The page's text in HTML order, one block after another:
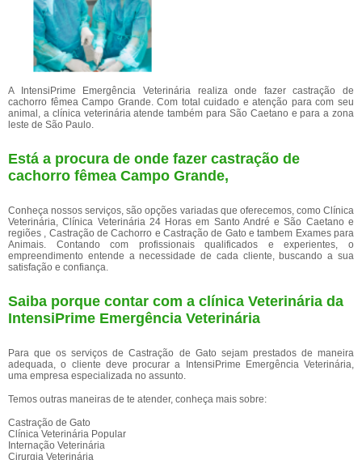
A IntensiPrime Emergência Veterinária realiza onde fazer castração de
cachorro fêmea Campo Grande. Com total cuidado e atenção para com seu
animal, a clínica veterinária atende também para São Caetano e para a zona
leste de São Paulo.
Está a procura de onde fazer castração de
cachorro fêmea Campo Grande,
Conheça nossos serviços, são opções variadas que oferecemos, como Clínica
Veterinária, Clínica Veterinária 24 Horas em Santo André e São Caetano e
regiões , Castração de Cachorro e Castração de Gato e tambem Exames para
Animais. Contando com profissionais qualificados e experientes, o
empreendimento entende a necessidade de cada cliente, buscando a sua
satisfação e confiança.
Saiba porque contar com a clínica Veterinária da
IntensiPrime Emergência Veterinária
Para que os serviços de Castração de Gato sejam prestados de maneira
adequada, o cliente deve procurar a IntensiPrime Emergência Veterinária,
uma empresa especializada no assunto.
Temos outras maneiras de te atender, conheça mais sobre:
Castração de Gato
Clínica Veterinária Popular
Internação Veterinária
Cirurgia Veterinária